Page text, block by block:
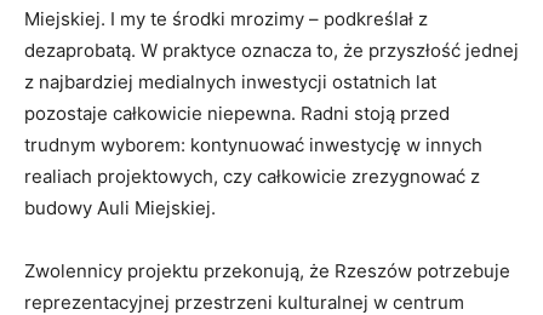
Miejskiej. I my te środki mrozimy – podkreślał z
dezaprobatą. W praktyce oznacza to, że przyszłość jednej
z najbardziej medialnych inwestycji ostatnich lat
pozostaje całkowicie niepewna. Radni stoją przed
trudnym wyborem: kontynuować inwestycję w innych
realiach projektowych, czy całkowicie zrezygnować z
budowy Auli Miejskiej.
Zwolennicy projektu przekonują, że Rzeszów potrzebuje
reprezentacyjnej przestrzeni kulturalnej w centrum